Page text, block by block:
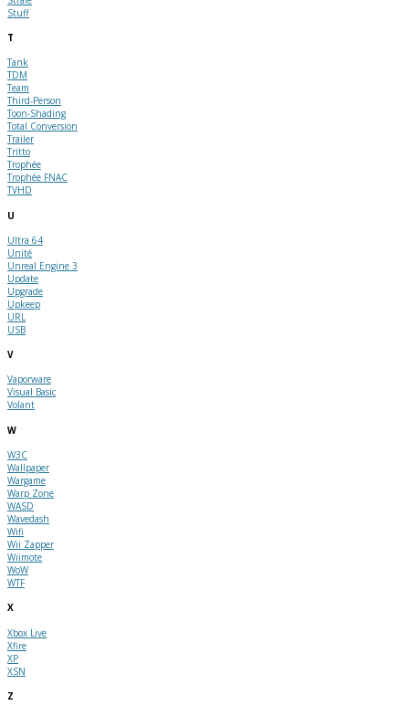
Stuff
T
Tank
TDM
Team
Third-Person
Toon-Shading
Total Conversion
Trailer
Tritto
Trophée
Trophée FNAC
TVHD
U
Ultra 64
Unité
Unreal Engine 3
Update
Upgrade
Upkeep
URL
USB
V
Vaporware
Visual Basic
Volant
W
W3C
Wallpaper
Wargame
Warp Zone
WASD
Wavedash
Wifi
Wii Zapper
Wiimote
WoW
WTF
X
Xbox Live
Xfire
XP
XSN
Z